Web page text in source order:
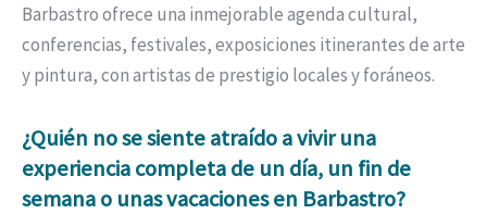
Barbastro ofrece una inmejorable agenda cultural,
conferencias, festivales, exposiciones itinerantes de arte
y pintura, con artistas de prestigio locales y foráneos.
¿Quién no se siente atraído a vivir una
experiencia completa de un día, un fin de
semana o unas vacaciones en Barbastro?